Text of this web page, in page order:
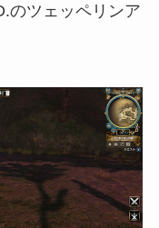
のツェッペリンア